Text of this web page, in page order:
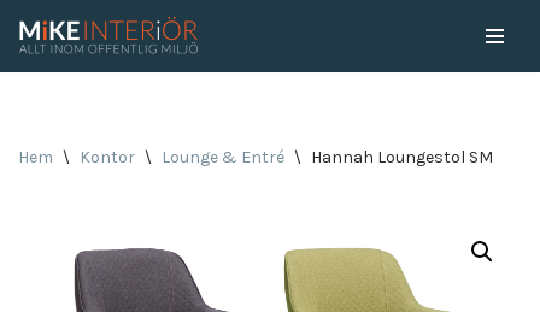
Hem \ Kontor \ Lounge & Entré \ Hannah Loungestol SM